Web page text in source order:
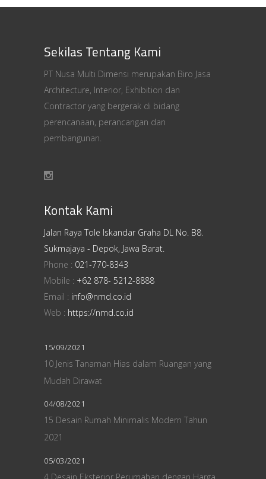
Sekilas Tentang Kami
PT Nusa Multi Dimensi merupakan Biro Jasa
Architecture, Interior, Exhibition dan
Contractor yang bergerak di bidang
perencanaan, perancangan dan
pembangunan.
Kontak Kami
Jalan Raya Tole Iskandar Graha DL No. B8.
Sukmajaya - Depok, Jawa Barat.
Phone : 021-770-8343
Mobile : +62 878- 5212-8888
Email : info@nmd.co.id
Web : https://nmd.co.id
15/09/2021
10 Jenis Tanaman Hias dalam Ruangan yang
Mudah Dirawat
04/08/2021
15 Desain Rumah Minimalis Modern Tahun
2021
05/03/2021